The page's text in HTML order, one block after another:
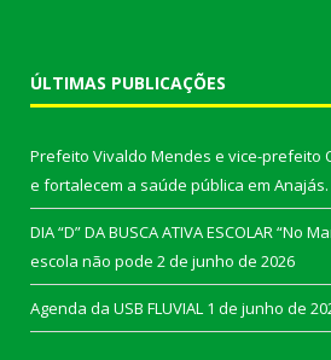
ÚLTIMAS PUBLICAÇÕES
Prefeito Vivaldo Mendes e vice-prefeito
e fortalecem a saúde pública em Anajás.
DIA “D” DA BUSCA ATIVA ESCOLAR “No
escola não pode 2 de junho de 2026
Agenda da USB FLUVIAL 1 de junho de